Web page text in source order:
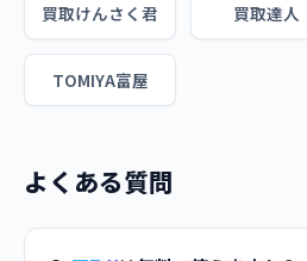
買取けんさく君 買取達人
TOMIYA富屋
よくある質問